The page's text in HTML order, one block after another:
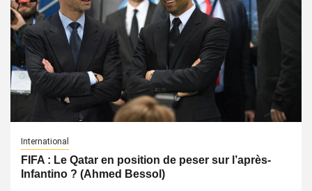
International
FIFA : Le Qatar en position de peser sur l’après-
Infantino ? (Ahmed Bessol)